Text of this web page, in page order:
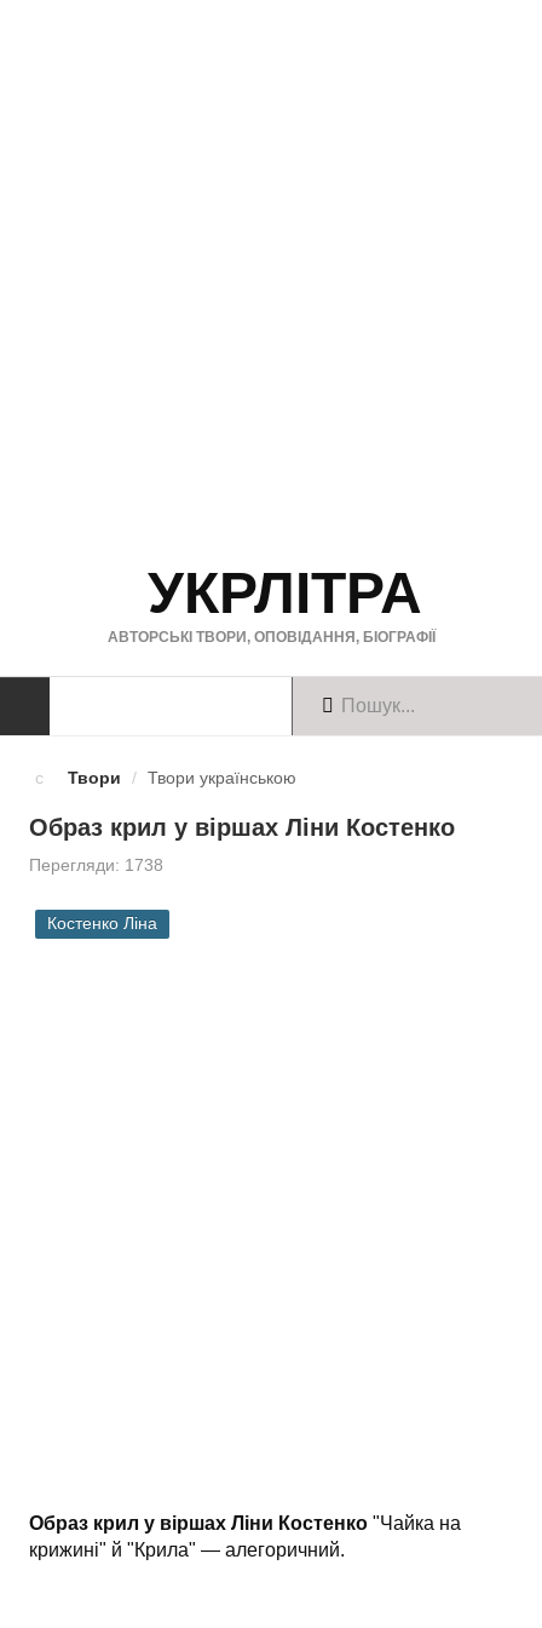
УКРЛІТРА
АВТОРСЬКІ ТВОРИ, ОПОВІДАННЯ, БІОГРАФІЇ
Твори українською
Твори англійською
Твори німецькою
Твори / Твори українською
Образ крил у віршах Ліни Костенко
Перегляди: 1738
Костенко Ліна
Образ крил у віршах Ліни Костенко "Чайка на
крижині" й "Крила" — алегоричний.